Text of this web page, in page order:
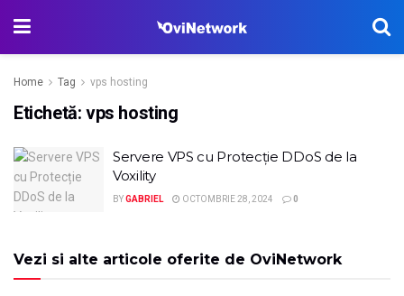
Home Tag vps hosting
Etichetă: vps hosting
Servere VPS cu Protecție DDoS de la
Voxility
BYGABRIEL OCTOMBRIE 28, 2024 0
Vezi si alte articole oferite de OviNetwork